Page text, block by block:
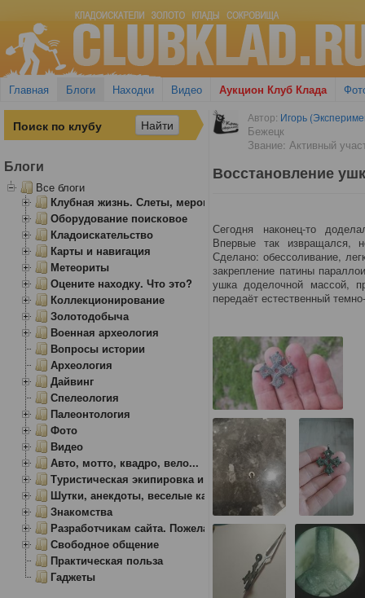
Главная Блоги Находки Видео Аукцион Клуб Клада
Автор: Игорь
Бежецк
Звание: Активный
Восстановление
Сегодня наконец-то
Впервые так извращался,
Сделано: обессоливание,
закрепление патины
ушка доделочной массой,
передаёт естественный
Блоги
Все блоги
Клубная жизнь. Слеты, мероприятия
Оборудование поисковое
Кладоискательство
Карты и навигация
Метеориты
Оцените находку. Что это?
Коллекционирование
Золотодобыча
Военная археология
Вопросы истории
Археология
Дайвинг
Спелеология
Палеонтология
Фото
Видео
Авто, мотто, квадро, вело...
Туристическая экипировка и снаряжение
Шутки, анекдоты, веселые картинки
Знакомства
Разработчикам сайта. Пожелания, замечания.
Свободное общение
Практическая польза
Гаджеты